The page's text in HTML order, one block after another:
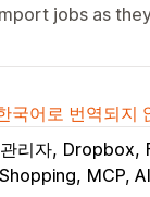
jobs as
국어로 번역되지
리자 Dropbox
MCP,